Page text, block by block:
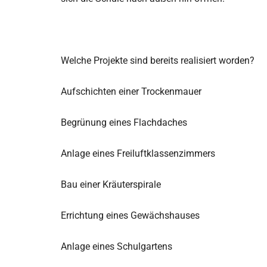
Welche Projekte sind bereits realisiert worden?
Aufschichten einer Trockenmauer
Begrünung eines Flachdaches
Anlage eines Freiluftklassenzimmers
Bau einer Kräuterspirale
Errichtung eines Gewächshauses
Anlage eines Schulgartens